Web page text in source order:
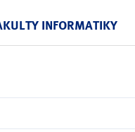
INFORMATIKY